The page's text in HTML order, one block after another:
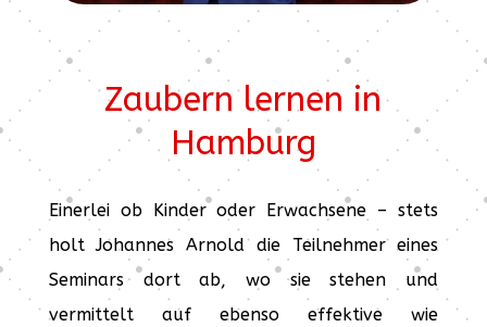
Zaubern lernen in
Hamburg
Einerlei ob Kinder oder Erwachsene – stets
holt Johannes Arnold die Teilnehmer eines
Seminars dort ab, wo sie stehen und
vermittelt auf ebenso effektive wie